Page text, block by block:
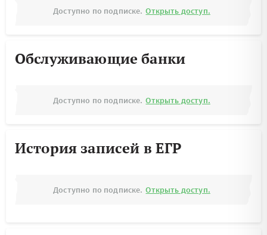
Доступно по подписке. Открыть доступ.
Обслуживающие банки
Доступно по подписке. Открыть доступ.
История записей в ЕГР
Доступно по подписке. Открыть доступ.